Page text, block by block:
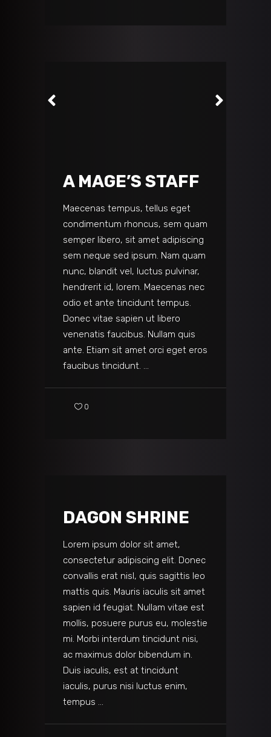
A MAGE’S STAFF
Maecenas tempus, tellus eget
condimentum rhoncus, sem quam
semper libero, sit amet adipiscing
sem neque sed ipsum. Nam quam
nunc, blandit vel, luctus pulvinar,
hendrerit id, lorem. Maecenas nec
odio et ante tincidunt tempus.
Donec vitae sapien ut libero
venenatis faucibus. Nullam quis
ante. Etiam sit amet orci eget eros
faucibus tincidunt.
0
DAGON SHRINE
Lorem ipsum dolor sit amet,
consectetur adipiscing elit. Donec
convallis erat nisl, quis sagittis leo
mattis quis. Mauris iaculis sit amet
sapien id feugiat. Nullam vitae est
mollis, posuere purus eu, molestie
mi. Morbi interdum tincidunt nisi,
ac maximus dolor bibendum in.
Duis iaculis, est at tincidunt
iaculis, purus nisi luctus enim,
tempus